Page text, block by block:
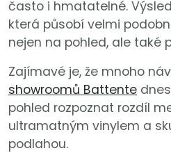
často i hmatatelné.
která působí velmi
nejen na pohled, ale také
Zajímavé je, že mnoho
showroomů Battente
pohled rozpoznat rozdíl
ultramatným vinylem a
podlahou.